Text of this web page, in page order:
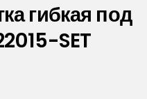
гибкая под
SET